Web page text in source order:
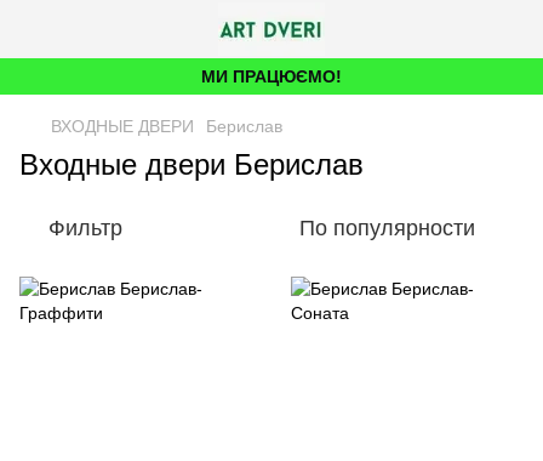
МИ ПРАЦЮЄМО!
ВХОДНЫЕ ДВЕРИ Берислав
Входные двери Берислав
Фильтр По популярности